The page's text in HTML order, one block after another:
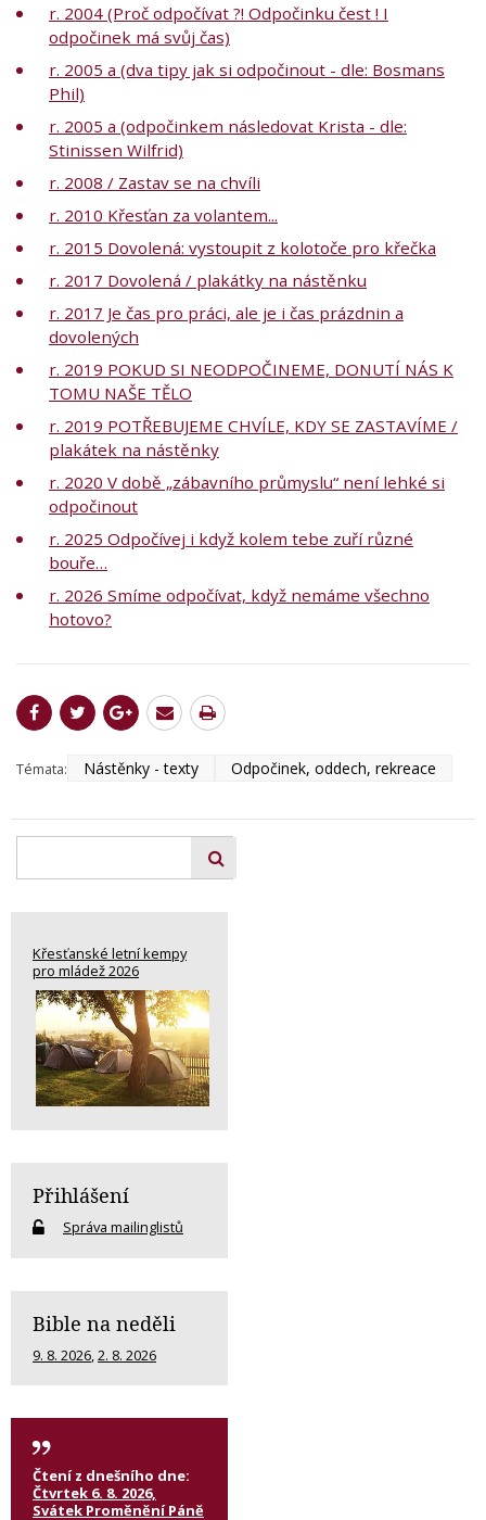
r. 2004 (Proč odpočívat ?! Odpočinku čest ! I
odpočinek má svůj čas)
r. 2005 a (dva tipy jak si odpočinout - dle: Bosmans
Phil)
r. 2005 a (odpočinkem následovat Krista - dle:
Stinissen Wilfrid)
r. 2008 / Zastav se na chvíli
r. 2010 Křesťan za volantem...
r. 2015 Dovolená: vystoupit z kolotoče pro křečka
r. 2017 Dovolená / plakátky na nástěnku
r. 2017 Je čas pro práci, ale je i čas prázdnin a
dovolených
r. 2019 POKUD SI NEODPOČINEME, DONUTÍ NÁS K
TOMU NAŠE TĚLO
r. 2019 POTŘEBUJEME CHVÍLE, KDY SE ZASTAVÍME /
plakátek na nástěnky
r. 2020 V době „zábavního průmyslu“ není lehké si
odpočinout
r. 2025 Odpočívej i když kolem tebe zuří různé
bouře…
r. 2026 Smíme odpočívat, když nemáme všechno
hotovo?
Témata: Nástěnky - texty Odpočinek, oddech, rekreace
Křesťanské letní kempy
pro mládež 2026
Přihlášení
Správa mailinglistů
Bible na neděli
9. 8. 2026,2. 8. 2026
Čtení z dnešního dne:
Čtvrtek 6. 8. 2026,
Svátek Proměnění Páně